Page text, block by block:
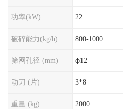
功率(kW) 22
破碎能力(kg/h) 800-1000
筛网孔径 (mm) ф12
动刀 (片) 3*8
重量 (kg) 2000